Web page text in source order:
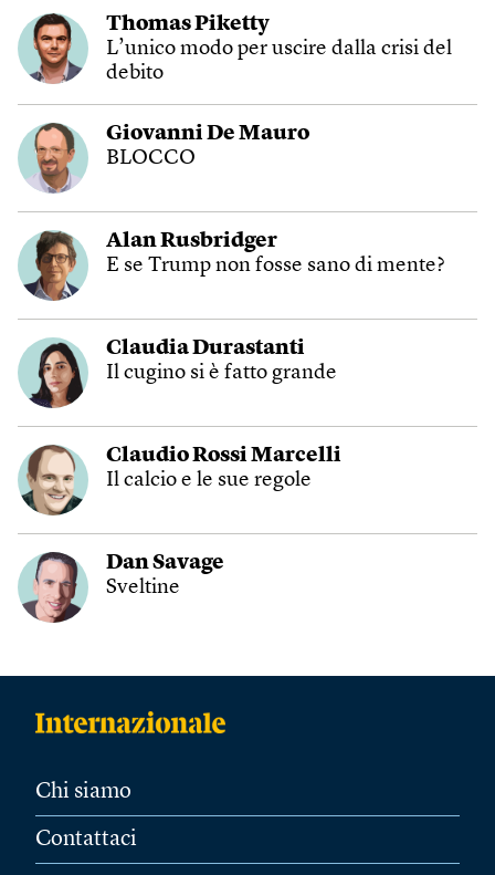
Thomas Piketty
L’unico modo per uscire dalla crisi del
debito
Giovanni De Mauro
BLOCCO
Alan Rusbridger
E se Trump non fosse sano di mente?
Claudia Durastanti
Il cugino si è fatto grande
Claudio Rossi Marcelli
Il calcio e le sue regole
Dan Savage
Sveltine
Chi siamo
Contattaci